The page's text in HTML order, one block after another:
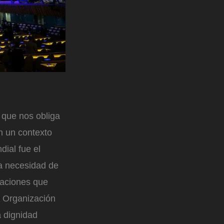
nos obliga
un contexto
fue el
necesidad de
que
dignidad